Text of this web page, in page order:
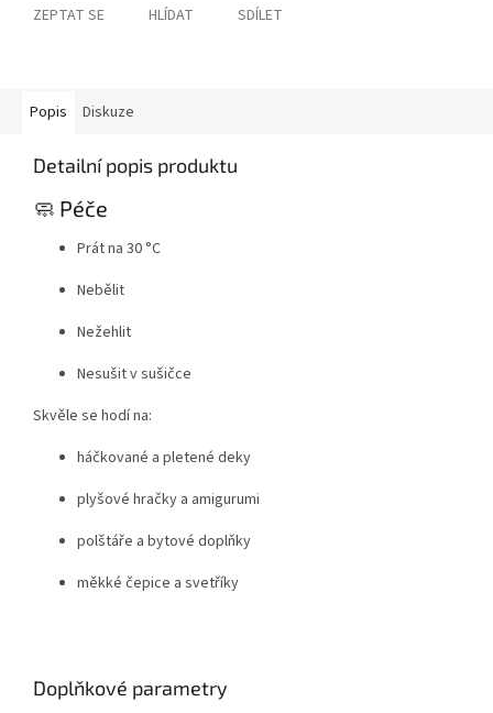
ZEPTAT SE HLÍDAT SDÍLET
Popis Diskuze
Detailní popis produktu
🧼 Péče
Prát na 30 °C
Nebělit
Nežehlit
Nesušit v sušičce
Skvěle se hodí na:
háčkované a pletené deky
plyšové hračky a amigurumi
polštáře a bytové doplňky
měkké čepice a svetříky
Doplňkové parametry